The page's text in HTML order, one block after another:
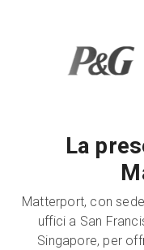
La
Matterport, con
uffici a San
Singapore, per